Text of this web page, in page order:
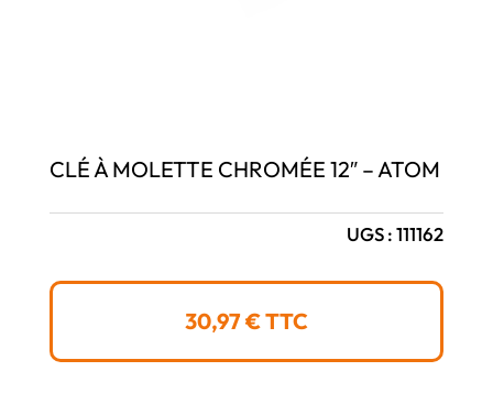
CLÉ À MOLETTE CHROMÉE 12″ – ATOM
UGS :111162
30,97€TTC